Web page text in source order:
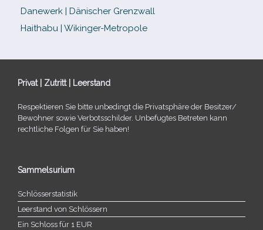
Danewerk | Dänischer Grenzwall
Haithabu | Wikinger-Metropole
Privat | Zutritt | Leerstand
Respektieren Sie bitte unbe­dingt die Privatsphäre der Besitzer/​
Bewohner sowie Verbotsschilder. Unbefugtes Betreten kann
recht­li­che Folgen für Sie haben!
Sammelsurium
Schlösserstatistik
Leerstand von Schlössern
Ein Schloss für 1 EUR